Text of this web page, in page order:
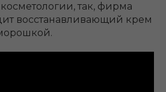
так, фирма
восстанавливающий крем